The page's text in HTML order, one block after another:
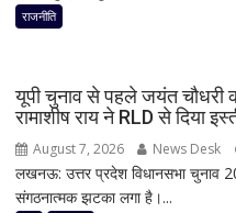
राजनीति
यूपी चुनाव से पहले जयंत चौधरी
रामाशीष राय ने RLD से दिया
August 7, 2026 News Desk
लखनऊ: उत्तर प्रदेश विधानसभा चुनाव
संगठनात्मक झटका लगा है।...